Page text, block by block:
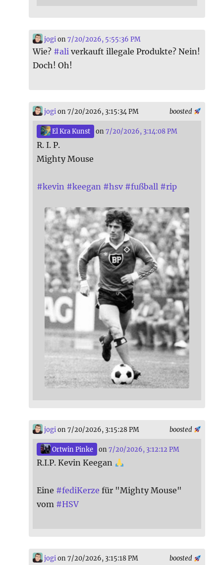
jogi on7/20/2026, 5:55:36 PM
Wie? #ali verkauft illegale Produkte? Nein!
Doch! Oh!
boosted
jogi on 7/20/2026, 3:15:34 PM
El Kra Kunst on7/20/2026, 3:14:08 PM
R. I. P.
Mighty Mouse
#kevin #keegan #hsv #fußball #rip
boosted
jogi on 7/20/2026, 3:15:28 PM
Ortwin Pinke on7/20/2026, 3:12:12 PM
R.I.P. Kevin Keegan
Eine #fediKerze für "Mighty Mouse"
vom #HSV
boosted
jogion 7/20/2026, 3:15:18 PM